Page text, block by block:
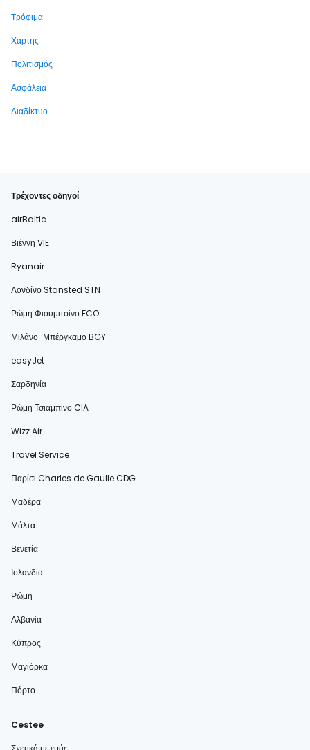
Τρόφιμα
Χάρτης
Πολιτισμός
Ασφάλεια
Διαδίκτυο
Τρέχοντες οδηγοί
airBaltic
Βιέννη VIE
Ryanair
Λονδίνο Stansted STN
Ρώμη Φιουμιτσίνο FCO
Μιλάνο-Μπέργκαμο BGY
easyJet
Σαρδηνία
Ρώμη Τσιαμπίνο CIA
Wizz Air
Travel Service
Παρίσι Charles de Gaulle CDG
Μαδέρα
Μάλτα
Βενετία
Ισλανδία
Ρώμη
Αλβανία
Κύπρος
Μαγιόρκα
Πόρτο
Cestee